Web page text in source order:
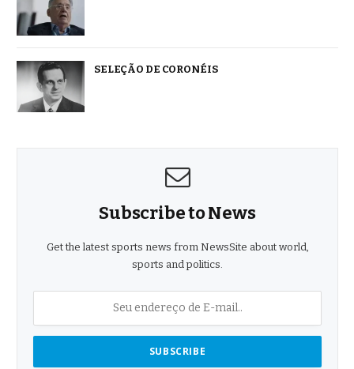
SELEÇÃO DE CORONÉIS
Subscribe to News
Get the latest sports news from NewsSite about world,
sports and politics.